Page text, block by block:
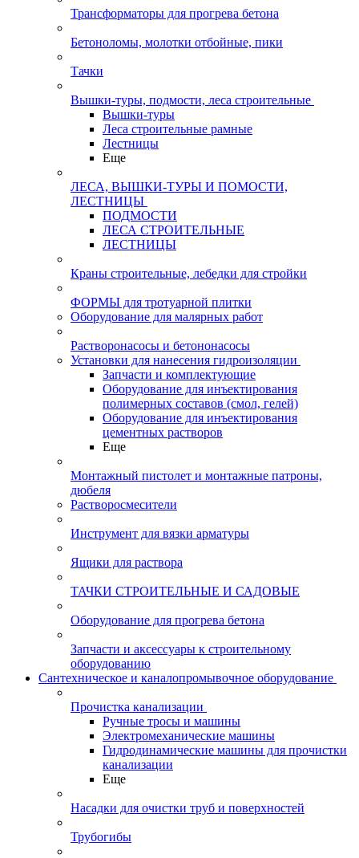
Трансформаторы для прогрева бетона
Бетоноломы, молотки отбойные, пики
Тачки
Вышки-туры, подмости, леса строительные
Вышки-туры
Леса строительные рамные
Лестницы
Еще
ЛЕСА, ВЫШКИ-ТУРЫ И ПОМОСТИ,
ЛЕСТНИЦЫ
ПОДМОСТИ
ЛЕСА СТРОИТЕЛЬНЫЕ
ЛЕСТНИЦЫ
Краны строительные, лебедки для стройки
ФОРМЫ для тротуарной плитки
Оборудование для малярных работ
Растворонасосы и бетононасосы
Установки для нанесения гидроизоляции
Запчасти и комплектующие
Оборудование для инъектирования
полимерных составов (смол, гелей)
Оборудование для инъектирования
цементных растворов
Еще
Монтажный пистолет и монтажные патроны,
дюбеля
Растворосмесители
Инструмент для вязки арматуры
Ящики для раствора
ТАЧКИ СТРОИТЕЛЬНЫЕ И САДОВЫЕ
Оборудование для прогрева бетона
Запчасти и аксессуары к строительному
оборудованию
Сантехническое и каналопромывочное оборудование
Прочистка канализации
Ручные тросы и машины
Электромеханические машины
Гидродинамические машины для прочистки
канализации
Еще
Насадки для очистки труб и поверхностей
Трубогибы